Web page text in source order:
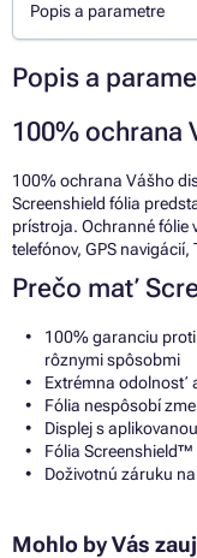
Popis a parametre
Popis a
100% ochrana
100% ochrana Vášho
Screenshield fólia
prístroja. Ochranné fólie
telefónov, GPS
Prečo mať
100% garanciu
rôznymi spôsobmi
Extrémna odolnosť
Fólia nespôsobí
Displej s
Fólia
Doživotnú záruku
Mohlo by Vás